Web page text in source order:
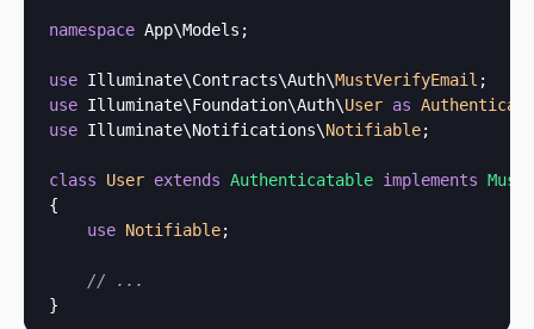
namespace App\Models;
use Illuminate\Contracts\Auth\MustVerifyEmail
use Illuminate\Foundation\Auth\User as
use Illuminate\Notifications\Notifiable;
class User extends Authenticatable implements
{
use Notifiable;
// ...